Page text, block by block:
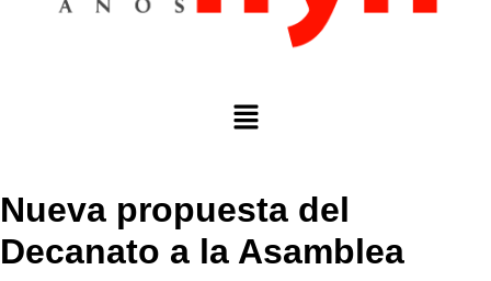
Nueva propuesta del
Decanato a la Asamblea